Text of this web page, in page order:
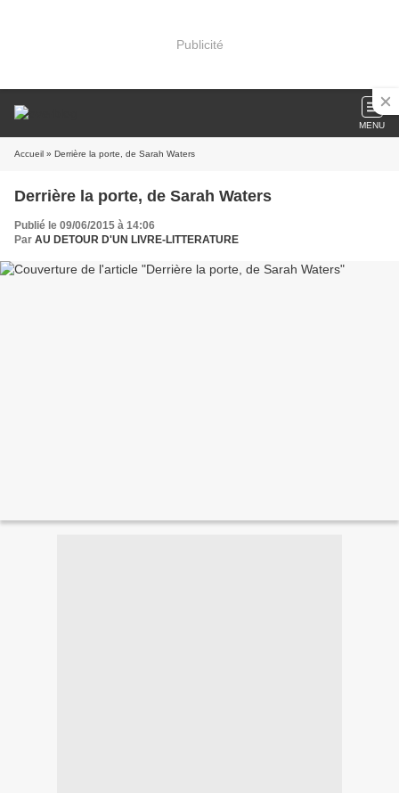
Publicité
MENU
Accueil » Derrière la porte, de Sarah Waters
Derrière la porte, de Sarah Waters
Publié le 09/06/2015 à 14:06
Par AU DETOUR D'UN LIVRE-LITTERATURE